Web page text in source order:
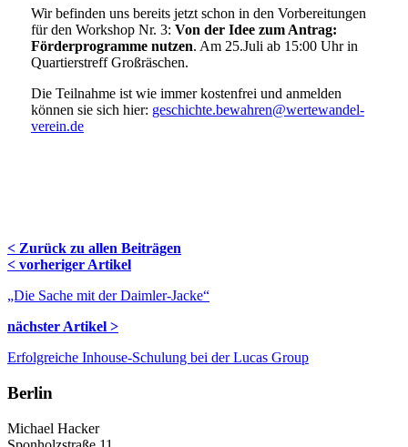
Wir befinden uns bereits jetzt schon in den Vorbereitungen
für den Workshop Nr. 3: Von der Idee zum Antrag:
Förderprogramme nutzen. Am 25.Juli ab 15:00 Uhr in
Quartierstreff Großräschen.
Die Teilnahme ist wie immer kostenfrei und anmelden
können sie sich hier: geschichte.bewahren@wertewandel-
verein.de
< Zurück zu allen Beiträgen
Navigation
Blog
< vorheriger Artikel
„Die Sache mit der Daimler-Jacke“
nächster Artikel >
Erfolgreiche Inhouse-Schulung bei der Lucas Group
Berlin
Michael Hacker